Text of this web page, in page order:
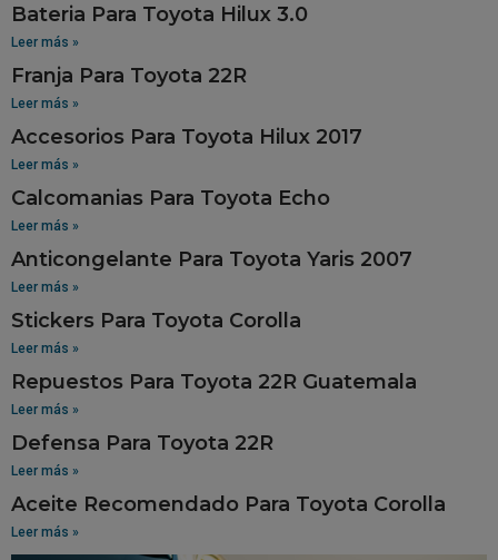
Bateria Para Toyota Hilux 3.0
Leer más »
Franja Para Toyota 22R
Leer más »
Accesorios Para Toyota Hilux 2017
Leer más »
Calcomanias Para Toyota Echo
Leer más »
Anticongelante Para Toyota Yaris 2007
Leer más »
Stickers Para Toyota Corolla
Leer más »
Repuestos Para Toyota 22R Guatemala
Leer más »
Defensa Para Toyota 22R
Leer más »
Aceite Recomendado Para Toyota Corolla
Leer más »